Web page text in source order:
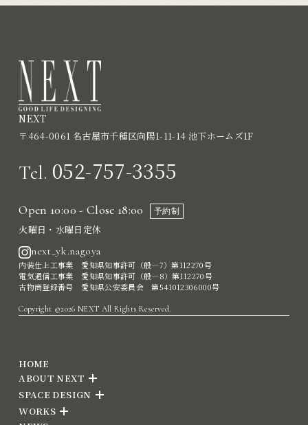
NEXT
〒464-0061 名古屋市千種区向陽1-11-14 池下ホームズ1F
Tel. 052-757-3355
Open 10:00 - Close 18:00 予約制
火曜日・水曜日定休
next_yk.nagoya
内装仕上工事業 愛知県知事許可（般―7）第112270号
電気通信工事業 愛知県知事許可（般―8）第112270号
古物商登録番号 愛知県公安委員会 第541012306000号
Copyright ©2026 NEXT All Rights Reserved.
HOME
ABOUT NEXT
SPACE DESIGN
WORKS